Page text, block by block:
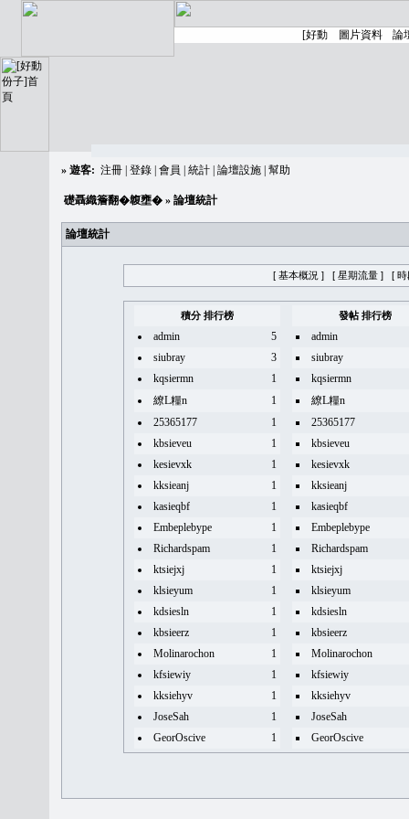
» 遊客: 注冊 登錄 會員 統計 論壇設施 幫助
礎聶織簷翻�䪖壅� » 論壇統計
論壇統計
[ 基本概況 ] [ 星期流量 ] [ 時
積分 排行榜 發帖 排行榜
admin 5
admin
siubray
3
siubray
kqsiermn
1
kqsiermn
繚L糧n
1
繚L糧n
25365177
1
25365177
kbsieveu
1
kbsieveu
kesievxk
1
kesievxk
kksieanj
1
kksieanj
kasieqbf
1
kasieqbf
Embeplebype
1
Embeplebype
Richardspam
1
Richardspam
ktsiejxj
1
ktsiejxj
klsieyum
1
klsieyum
kdsiesln
1
kdsiesln
kbsieerz
1
kbsieerz
Molinarochon
1
Molinarochon
kfsiewiy
1
kfsiewiy
kksiehyv
1
kksiehyv
JoseSah
1
JoseSah
GeorOscive
1 GeorOscive